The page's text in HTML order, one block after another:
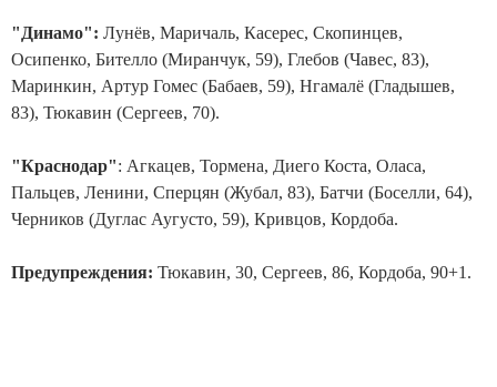
"Динамо": Лунёв, Маричаль, Касерес, Скопинцев,
Осипенко, Бителло (Миранчук, 59), Глебов (Чавес, 83),
Маринкин, Артур Гомес (Бабаев, 59), Нгамалё (Гладышев,
83), Тюкавин (Сергеев, 70).
"Краснодар": Агкацев, Тормена, Диего Коста, Оласа,
Пальцев, Ленини, Сперцян (Жубал, 83), Батчи (Боселли, 64),
Черников (Дуглас Аугусто, 59), Кривцов, Кордоба.
Предупреждения: Тюкавин, 30, Сергеев, 86, Кордоба, 90+1.